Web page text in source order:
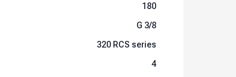
180
G 3/8
320 RCS series
4